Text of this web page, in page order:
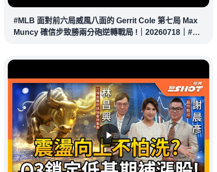
#MLB 面對前六局威風八面的 Gerrit Cole 第七局 Max
Muncy 確信步致勝兩分砲逆轉戰局 !｜20260718｜#洛